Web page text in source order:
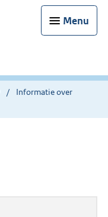
Menu
Informatie over